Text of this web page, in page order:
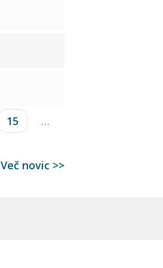
15 …
Več novic >>